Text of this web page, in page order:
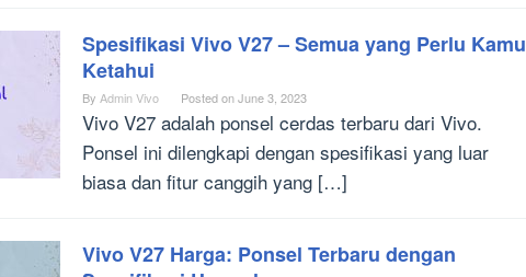
Spesifikasi Vivo V27 – Semua yang Perlu Kamu
Ketahui
By Admin Vivo Posted onJune 3, 2023
Vivo V27 adalah ponsel cerdas terbaru dari Vivo.
Ponsel ini dilengkapi dengan spesifikasi yang luar
biasa dan fitur canggih yang […]
Vivo V27 Harga: Ponsel Terbaru dengan